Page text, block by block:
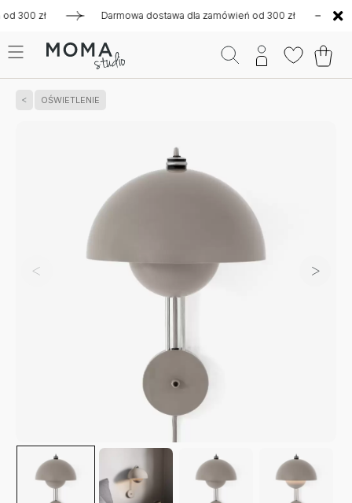
zł Darmowa dostawa dla zamówień od 300 zł
OŚWIETLENIE